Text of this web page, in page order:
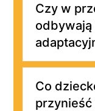
Czy w
odbywają
Co
przynieść